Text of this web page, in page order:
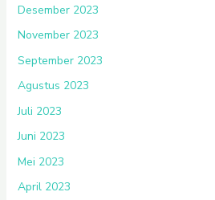
Desember 2023
November 2023
September 2023
Agustus 2023
Juli 2023
Juni 2023
Mei 2023
April 2023